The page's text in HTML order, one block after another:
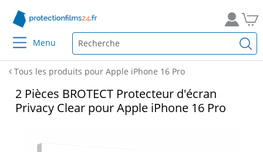
Menu
Tous les produits pour Apple iPhone 16 Pro
2 Pièces BROTECT Protecteur d'écran
Privacy Clear pour Apple iPhone 16 Pro